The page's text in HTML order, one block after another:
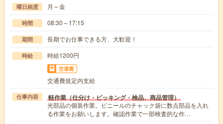
曜日頻度 月～金
時間 08:30～17:15
期間 長期でお仕事できる方、大歓迎！
時給 時給1200円
交通費
交通費規定内支給
仕事内容 軽作業（仕分け・ピッキング・検品、商品管理）
光部品の個装作業。ビニールのチャック袋に数点部品を入れ
る作業をお願いします。確認作業で一部検査的な作…